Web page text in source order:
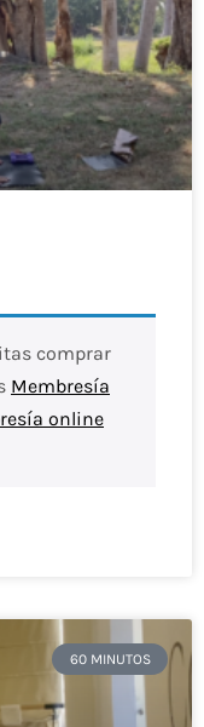
comprar
Membresía
online
60 MINUTOS